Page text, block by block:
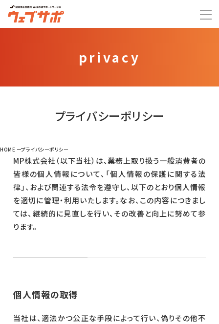
privacy
プライバシーポリシー
HOME プライバシーポリシー
MP株式会社（以下当社）は、業務上取り扱う一般消費者の
皆様の個人情報について、「個人情報の保護に関する法
律」、および関連する法令を遵守し、以下のとおり個人情報
を適切に管理・利用いたします。なお、この内容につきまし
ては、継続的に見直しを行い、その改善と向上に努めて参
ります。
個人情報の取得
当社は、適法かつ公正な手段によって行い、偽りその他不